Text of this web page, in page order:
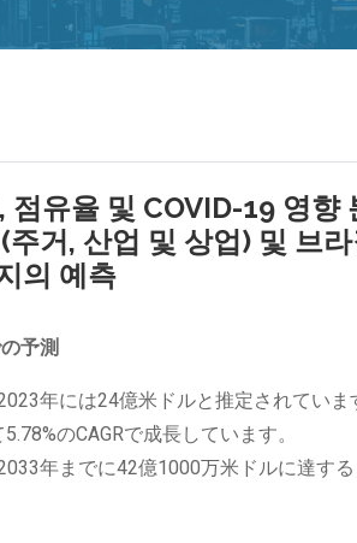
유율 및 COVID-19 영향
거, 산업 및 상업) 및 브
의 예측
予測
年には24億米ドルと推定されていま
のCAGRで成長しています。
年までに42億1000万米ドルに達する